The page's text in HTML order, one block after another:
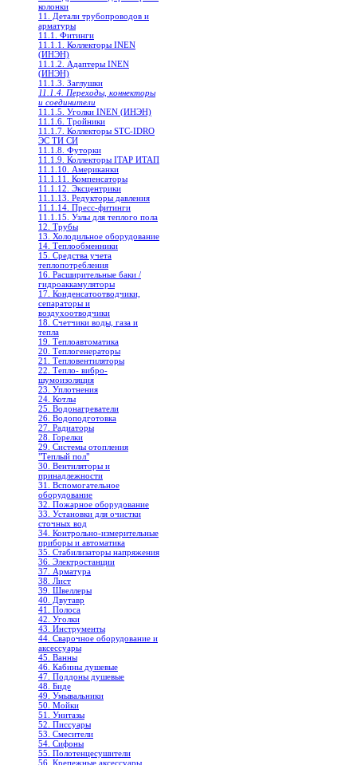
колонки
11. Детали трубопроводов и
арматуры
11.1. Фитинги
11.1.1. Коллекторы INEN
(ИНЭН)
11.1.2. Адаптеры INEN
(ИНЭН)
11.1.3. Заглушки
11.1.4. Переходы, коннекторы
и соединители
11.1.5. Уголки INEN (ИНЭН)
11.1.6. Тройники
11.1.7. Коллекторы STC-IDRO
ЭС ТИ СИ
11.1.8. Футорки
11.1.9. Коллекторы ITAP ИТАП
11.1.10. Американки
11.1.11. Компенсаторы
11.1.12. Эксцентрики
11.1.13. Редукторы давления
11.1.14. Пресс-фитинги
11.1.15. Узлы для теплого пола
12. Трубы
13. Холодильное oборудование
14. Теплообменники
15. Средства учета
теплопотребления
16. Расширительные баки /
гидроаккамуляторы
17. Конденсатоотводчики,
сепараторы и
воздухоотводчики
18. Счетчики воды, газа и
тепла
19. Теплоавтоматика
20. Теплогенераторы
21. Тепловентиляторы
22. Тепло- вибро-
шумоизоляция
23. Уплотнения
24. Котлы
25. Водонагреватели
26. Водоподготовка
27. Радиаторы
28. Горелки
29. Системы отопления
"Теплый пол"
30. Вентиляторы и
принадлежности
31. Вспомогательное
оборудование
32. Пожарное оборудование
33. Установки для очистки
сточных вод
34. Контрольно-измерительные
приборы и автоматика
35. Стабилизаторы напряжения
36. Электростанции
37. Арматура
38. Лист
39. Швеллеры
40. Двутавр
41. Полоса
42. Уголки
43. Инструменты
44. Сварочное оборудование и
аксессуары
45. Ванны
46. Кабины душевые
47. Поддоны душевые
48. Биде
49. Умывальники
50. Мойки
51. Унитазы
52. Писсуары
53. Смесители
54. Сифоны
55. Полотенцесушители
56. Крепежные аксессуары